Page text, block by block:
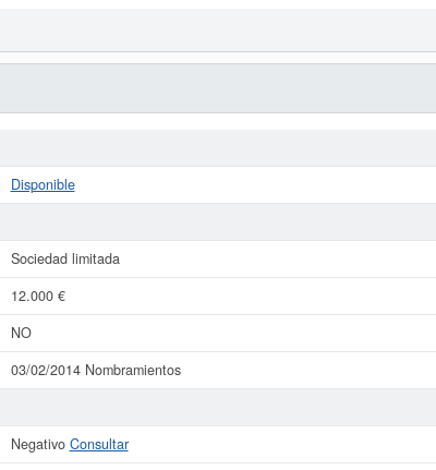
Disponible
Sociedad limitada
12.000 €
NO
03/02/2014 Nombramientos
Negativo Consultar